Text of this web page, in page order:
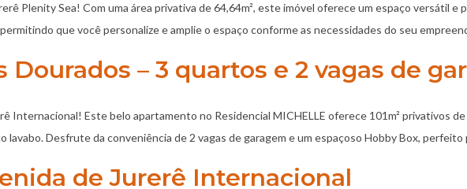
Plenity Sea! Com uma área privativa de 64,64m², este imóvel oferece um espaço versátil
que você personalize e amplie o espaço conforme as necessidades do seu
– 3 quartos e 2 vagas de
Internacional! Este belo apartamento no Residencial MICHELLE oferece 101m² privativos
lavabo. Desfrute da conveniência de 2 vagas de garagem e um espaçoso Hobby Box, perfeito
de Jurerê Internacional